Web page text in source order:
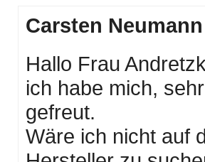
Carsten Neumann
Hallo Frau
ich habe mich,
gefreut.
Wäre ich nicht auf